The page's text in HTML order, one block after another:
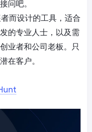
问吧。
而设计的工具，适合
的专业人士，以及需
业者和公司老板。只
在客户。